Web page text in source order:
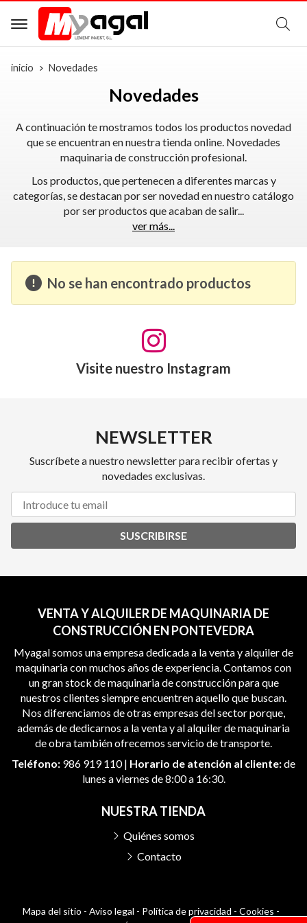
inicio Novedades
Novedades
A continuación te mostramos todos los productos novedad
que se encuentran en nuestra tienda online. Novedades
maquinaria de construcción profesional.
Los productos, que pertenecen a diferentes marcas y
categorías, se destacan por ser novedad en nuestro catálogo
por ser productos que acaban de salir...
ver más...
No se han encontrado productos
Visite nuestro Instagram
NEWSLETTER
Suscríbete a nuestro newsletter para recibir ofertas y
novedades exclusivas.
SUSCRIBIRSE
VENTA Y ALQUILER DE MAQUINARIA DE
CONSTRUCCIÓN EN PONTEVEDRA
Myagal somos una empresa dedicada a la venta y alquiler de
maquinaria con muchos años de experiencia. Contamos con
un gran stock de maquinaria de construcción para que
nuestros clientes siempre encuentren aquello que buscan.
Nos diferenciamos de otras empresas del sector porque,
además de dedicarnos a la venta y al alquiler de maquinaria
de obra también ofrecemos servicio de transporte.
Teléfono: 986 919 110| Horario de atención al cliente:de
lunes a viernes de 8:00 a 16:30.
NUESTRA TIENDA
Quiénes somos
Contacto
Mapa del sitio - Aviso legal - Política de privacidad - Cookies -